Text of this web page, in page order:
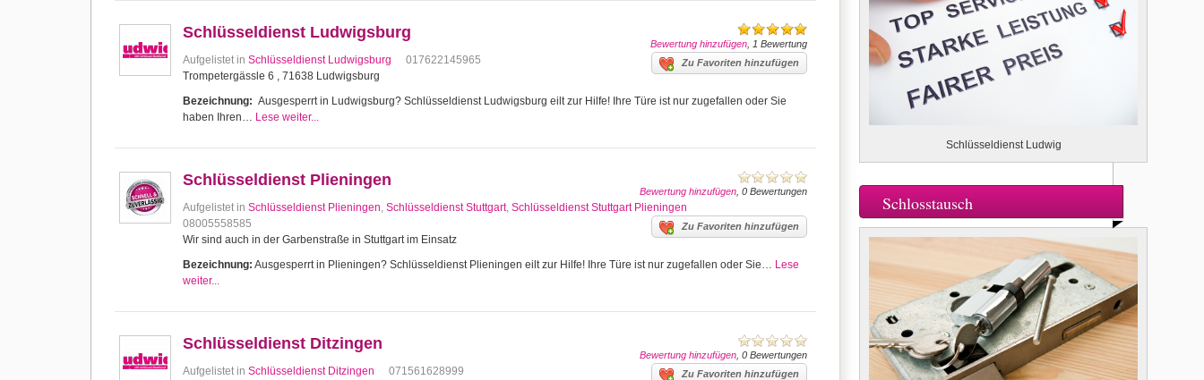
Bewertung hinzufügen , 1 Bewertung
Schlüsseldienst Ludwigsburg
Aufgelistet in Schlüsseldienst Ludwigsburg Zu Favoriten hinzufügen
017622145965
Trompetergässle 6 , 71638 Ludwigsburg
Bezeichnung: Ausgesperrt in Ludwigsburg? Schlüsseldienst Ludwigsburg eilt zur Hilfe! Ihre Türe ist nur zugefallen oder Sie
haben Ihren… Lese weiter...
Bewertung hinzufügen , 0 Bewertungen
Schlüsseldienst Plieningen
Aufgelistet in Schlüsseldienst Plieningen, Schlüsseldienst Stuttgart, Schlüsseldienst Stuttgart Plieningen
Zu Favoriten hinzufügen
08005558585
Wir sind auch in der Garbenstraße in Stuttgart im Einsatz
Bezeichnung: Ausgesperrt in Plieningen? Schlüsseldienst Plieningen eilt zur Hilfe! Ihre Türe ist nur zugefallen oder Sie… Lese
weiter...
Bewertung hinzufügen , 0 Bewertungen
Schlüsseldienst Ditzingen
Aufgelistet in Schlüsseldienst Ditzingen Zu Favoriten hinzufügen
071561628999
Schlüsseldienst Ludwig
Schlosstausch